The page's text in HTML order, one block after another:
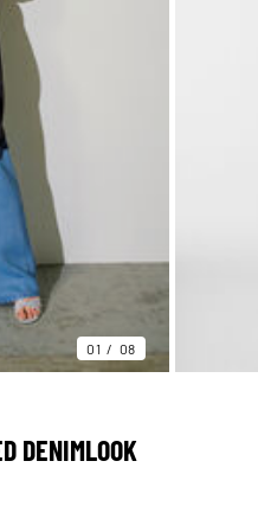
01 08
DENIMLOOK